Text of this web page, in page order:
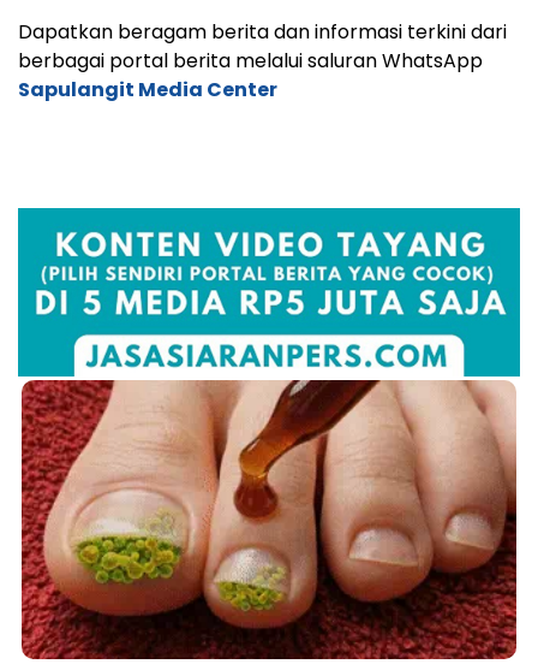
Dapatkan beragam berita dan informasi terkini dari
berbagai portal berita melalui saluran WhatsApp
Sapulangit Media Center